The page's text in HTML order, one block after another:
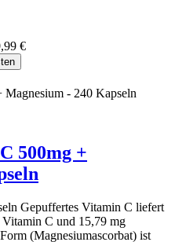
€
500mg +
Gepuffertes Vitamin C liefert
C und 15,79 mg
(Magnesiumascorbat) ist